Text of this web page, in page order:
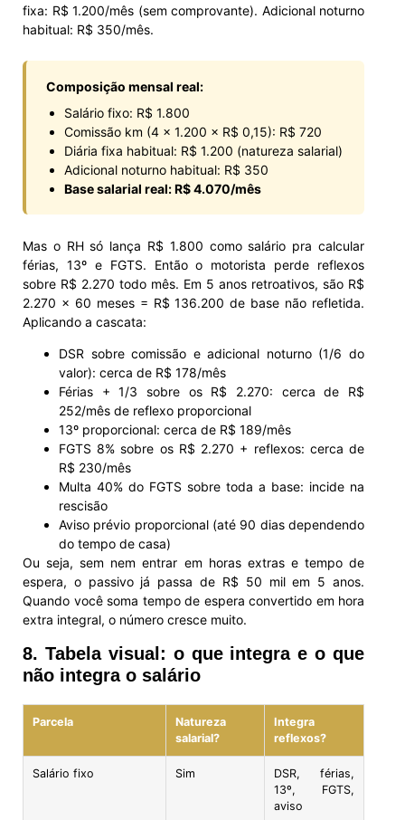
fixa: R$ 1.200/mês (sem comprovante). Adicional noturno
habitual: R$ 350/mês.
Composição mensal real:
Salário fixo: R$ 1.800
Comissão km (4 × 1.200 × R$ 0,15): R$ 720
Diária fixa habitual: R$ 1.200 (natureza salarial)
Adicional noturno habitual: R$ 350
Base salarial real: R$ 4.070/mês
Mas o RH só lança R$ 1.800 como salário pra calcular
férias, 13º e FGTS. Então o motorista perde reflexos
sobre R$ 2.270 todo mês. Em 5 anos retroativos, são R$
2.270 × 60 meses = R$ 136.200 de base não refletida.
Aplicando a cascata:
DSR sobre comissão e adicional noturno (1/6 do
valor): cerca de R$ 178/mês
Férias + 1/3 sobre os R$ 2.270: cerca de R$
252/mês de reflexo proporcional
13º proporcional: cerca de R$ 189/mês
FGTS 8% sobre os R$ 2.270 + reflexos: cerca de
R$ 230/mês
Multa 40% do FGTS sobre toda a base: incide na
rescisão
Aviso prévio proporcional (até 90 dias dependendo
do tempo de casa)
Ou seja, sem nem entrar em horas extras e tempo de
espera, o passivo já passa de R$ 50 mil em 5 anos.
Quando você soma tempo de espera convertido em hora
extra integral, o número cresce muito.
8. Tabela visual: o que integra e o que
não integra o salário
Parcela
Natureza
salarial?
Integra
reflexos?
Salário fixo Sim
DSR, férias,
13º, FGTS,
aviso